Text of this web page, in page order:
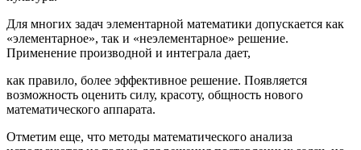
Для многих задач элементарной математики допускается как
«элементарное», так и «неэлементарное» решение.
Применение производной и интеграла дает,
как правило, более эффективное решение. Появляется
возможность оценить силу, красоту, общность нового
математического аппарата.
Отметим еще, что методы математического анализа